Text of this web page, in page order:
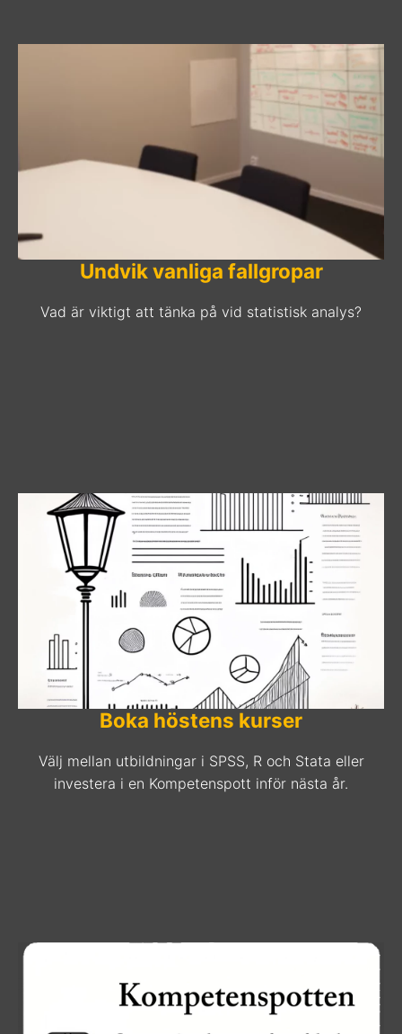
Undvik vanliga fallgropar
Vad är viktigt att tänka på vid statistisk analys?
Boka höstens kurser
Välj mellan utbildningar i SPSS, R och Stata eller
investera i en Kompetenspott inför nästa år.